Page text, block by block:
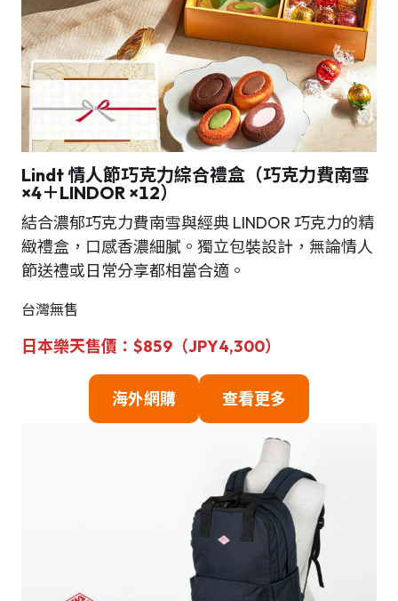
Lindt 情人節巧克力綜合禮盒（巧克力費南雪
×4＋LINDOR ×12）
結合濃郁巧克力費南雪與經典 LINDOR 巧克力的精
緻禮盒，口感香濃細膩。獨立包裝設計，無論情人
節送禮或日常分享都相當合適。
台灣無售
日本樂天售價：$859（JPY4,300）
海外網購 查看更多